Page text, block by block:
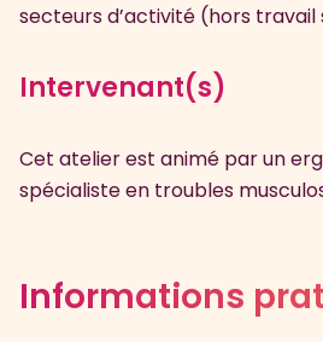
secteurs d’activité (hors
Intervenant(s)
Cet atelier est animé par un
spécialiste en troubles
Informations